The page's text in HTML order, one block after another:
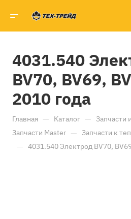
4031.540
BV70, BV69,
2010 года
Главная — Каталог — Запчасти
Запчасти Master — Запчасти к
— 4031.540 Электрод BV70,